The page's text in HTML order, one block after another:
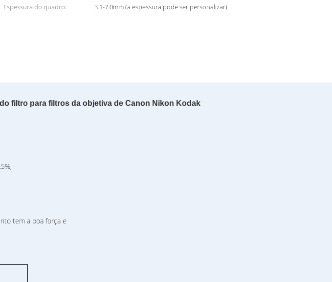
Espessura do quadro:
3.1-7.0mm (a espessura pode ser personalizar)
filtro para filtros da objetiva de Canon Nikon Kodak
tem a boa força e